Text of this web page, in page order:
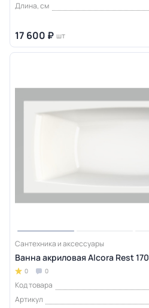
Длина, см
17 600 ₽ шт
Сантехника и аксессуары
Ванна акриловая Alcora Rest
0 0
Код товара
Артикул